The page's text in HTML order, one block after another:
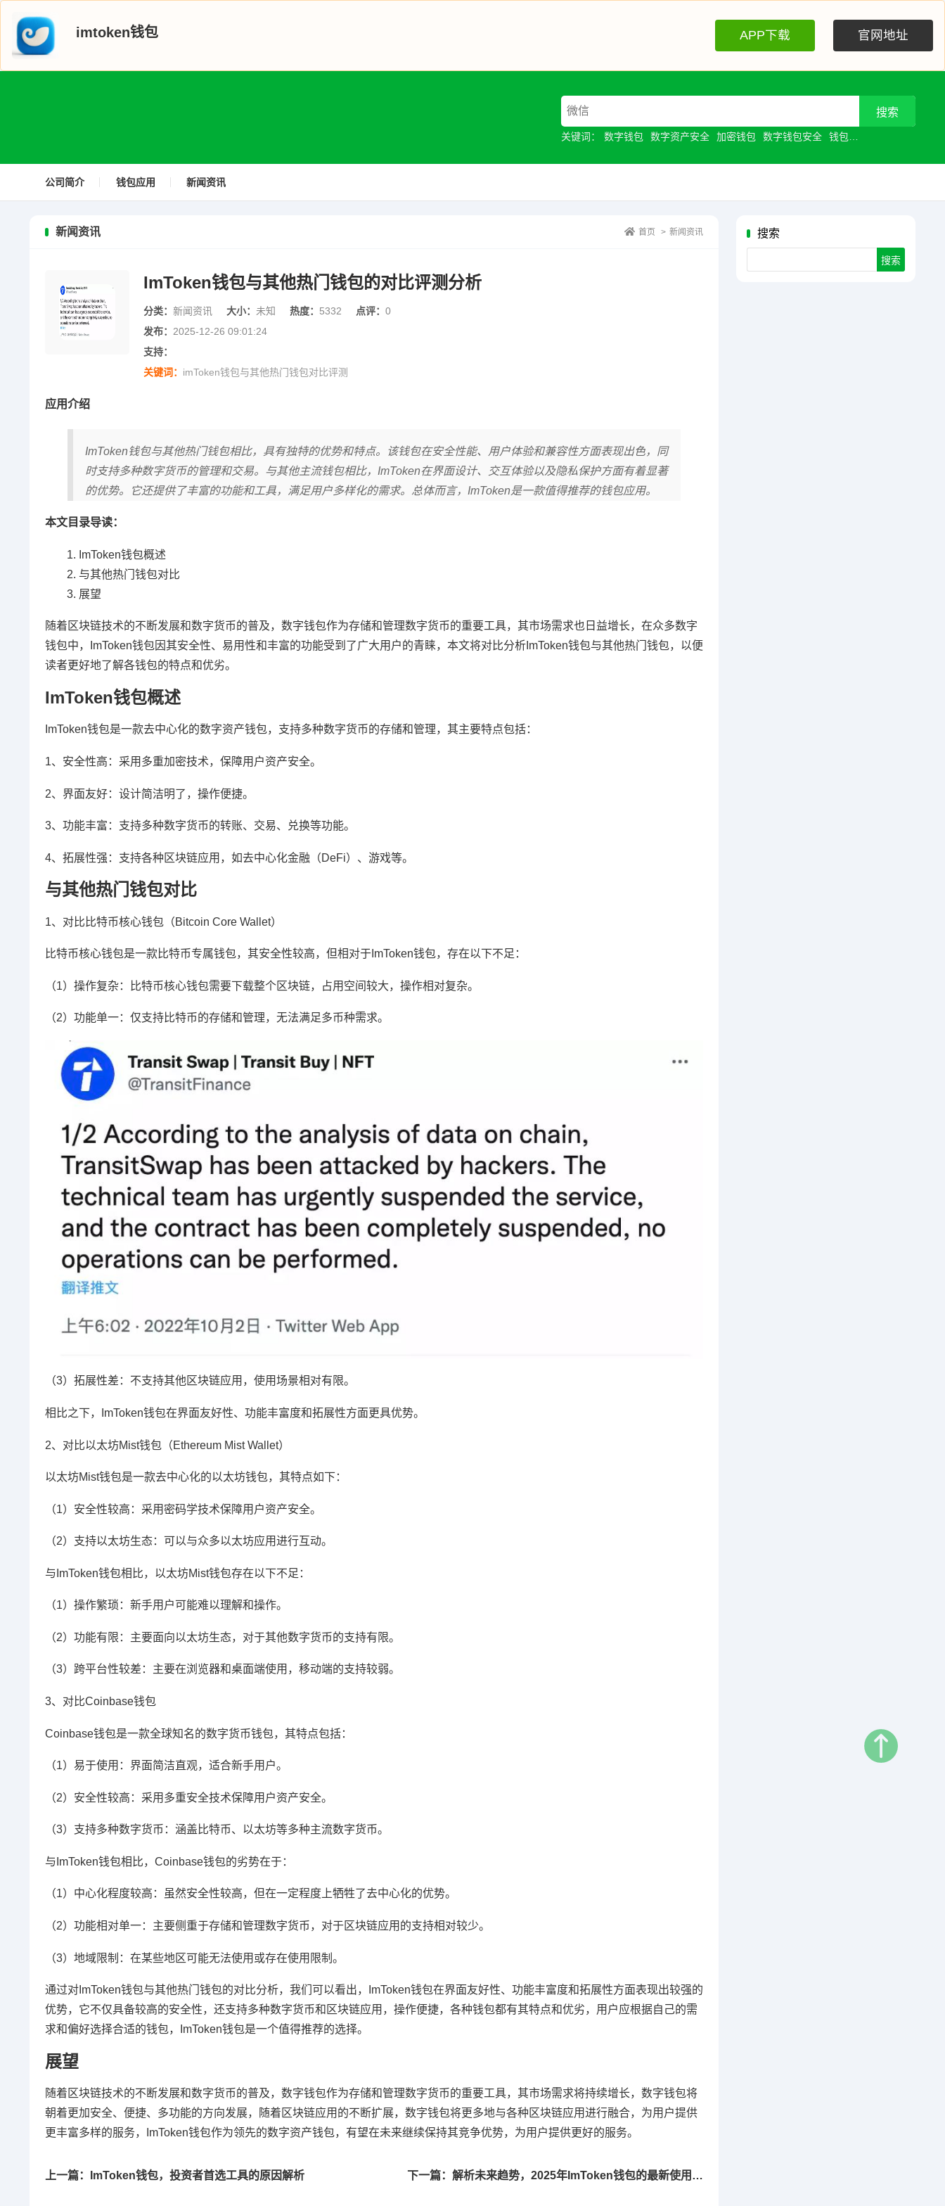
imtoken钱包 APP下载 官网地址
关键词： 数字钱包 数字资产安全 加密钱包 数字钱包安全 钱包安全
公司简介 钱包应用 新闻资讯
搜索
新闻资讯 首页 > 新闻资讯
ImToken钱包与其他热门钱包的对比评测分析
分类： 新闻资讯 大小： 未知 热度： 5332 点评： 0
发布： 2025-12-26 09:01:24
支持：
关键词： imToken钱包与其他热门钱包对比评测
应用介绍
ImToken钱包与其他热门钱包相比，具有独特的优势和特点。该钱包在安全性能、用户体验和兼容性方面表现出色，同
时支持多种数字货币的管理和交易。与其他主流钱包相比，ImToken在界面设计、交互体验以及隐私保护方面有着显著
的优势。它还提供了丰富的功能和工具，满足用户多样化的需求。总体而言，ImToken是一款值得推荐的钱包应用。
本文目录导读：
ImToken钱包概述
与其他热门钱包对比
展望
随着区块链技术的不断发展和数字货币的普及，数字钱包作为存储和管理数字货币的重要工具，其市场需求也日益增长，在众多数字
钱包中，ImToken钱包因其安全性、易用性和丰富的功能受到了广大用户的青睐，本文将对比分析ImToken钱包与其他热门钱包，以便
读者更好地了解各钱包的特点和优劣。
ImToken钱包概述
ImToken钱包是一款去中心化的数字资产钱包，支持多种数字货币的存储和管理，其主要特点包括：
1、安全性高：采用多重加密技术，保障用户资产安全。
2、界面友好：设计简洁明了，操作便捷。
3、功能丰富：支持多种数字货币的转账、交易、兑换等功能。
4、拓展性强：支持各种区块链应用，如去中心化金融（DeFi）、游戏等。
与其他热门钱包对比
1、对比比特币核心钱包（Bitcoin Core Wallet）
比特币核心钱包是一款比特币专属钱包，其安全性较高，但相对于ImToken钱包，存在以下不足：
（1）操作复杂：比特币核心钱包需要下载整个区块链，占用空间较大，操作相对复杂。
（2）功能单一：仅支持比特币的存储和管理，无法满足多币种需求。
（3）拓展性差：不支持其他区块链应用，使用场景相对有限。
相比之下，ImToken钱包在界面友好性、功能丰富度和拓展性方面更具优势。
2、对比以太坊Mist钱包（Ethereum Mist Wallet）
以太坊Mist钱包是一款去中心化的以太坊钱包，其特点如下：
（1）安全性较高：采用密码学技术保障用户资产安全。
（2）支持以太坊生态：可以与众多以太坊应用进行互动。
与ImToken钱包相比，以太坊Mist钱包存在以下不足：
（1）操作繁琐：新手用户可能难以理解和操作。
（2）功能有限：主要面向以太坊生态，对于其他数字货币的支持有限。
（3）跨平台性较差：主要在浏览器和桌面端使用，移动端的支持较弱。
3、对比Coinbase钱包
Coinbase钱包是一款全球知名的数字货币钱包，其特点包括：
（1）易于使用：界面简洁直观，适合新手用户。
（2）安全性较高：采用多重安全技术保障用户资产安全。
（3）支持多种数字货币：涵盖比特币、以太坊等多种主流数字货币。
与ImToken钱包相比，Coinbase钱包的劣势在于：
（1）中心化程度较高：虽然安全性较高，但在一定程度上牺牲了去中心化的优势。
（2）功能相对单一：主要侧重于存储和管理数字货币，对于区块链应用的支持相对较少。
（3）地域限制：在某些地区可能无法使用或存在使用限制。
通过对ImToken钱包与其他热门钱包的对比分析，我们可以看出，ImToken钱包在界面友好性、功能丰富度和拓展性方面表现出较强的
优势，它不仅具备较高的安全性，还支持多种数字货币和区块链应用，操作便捷，各种钱包都有其特点和优劣，用户应根据自己的需
求和偏好选择合适的钱包，ImToken钱包是一个值得推荐的选择。
展望
随着区块链技术的不断发展和数字货币的普及，数字钱包作为存储和管理数字货币的重要工具，其市场需求将持续增长，数字钱包将
朝着更加安全、便捷、多功能的方向发展，随着区块链应用的不断扩展，数字钱包将更多地与各种区块链应用进行融合，为用户提供
更丰富多样的服务，ImToken钱包作为领先的数字资产钱包，有望在未来继续保持其竞争优势，为用户提供更好的服务。
上一篇：ImToken钱包，投资者首选工具的原因解析 下一篇：解析未来趋势，2025年ImToken钱包的最新使用趋势